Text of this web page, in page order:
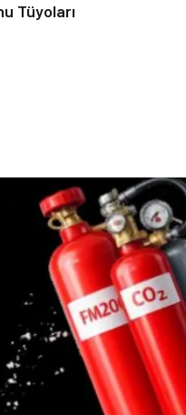
Kiralama Servisleri
Tüyoları